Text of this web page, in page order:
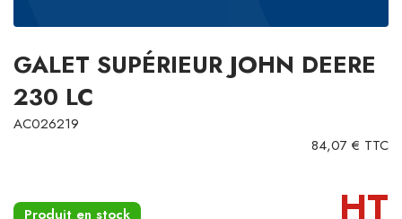
GALET SUPÉRIEUR JOHN DEERE
230 LC
AC026219
84,07 € TTC
Produit en stock HT